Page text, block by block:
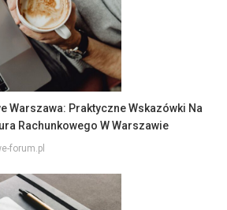
Warszawa: Praktyczne Wskazówki Na
Rachunkowego W Warszawie
forum.pl